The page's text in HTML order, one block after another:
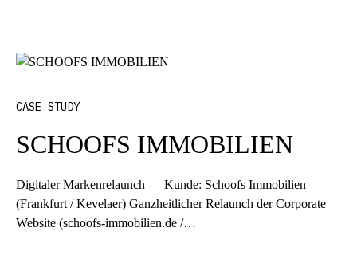
CASE STUDY
SCHOOFS IMMOBILIEN
Digitaler Markenrelaunch — Kunde: Schoofs Immobilien
(Frankfurt / Kevelaer) Ganzheitlicher Relaunch der Corporate
Website (schoofs-immobilien.de /…